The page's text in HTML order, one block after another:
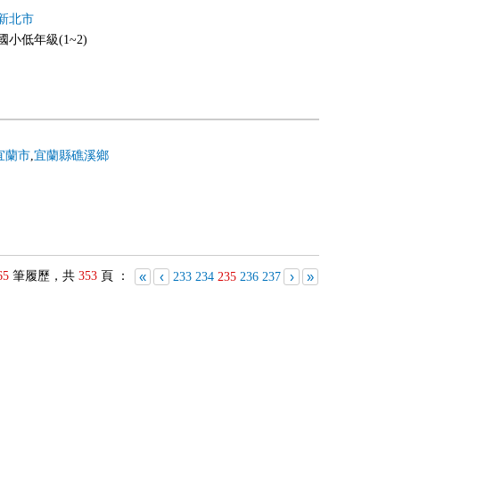
北市
小低年級(1~2)
蘭市,宜蘭縣礁溪鄉
筆履歷，共 353 頁 ： « ‹ 233 234 235 236 237 › »